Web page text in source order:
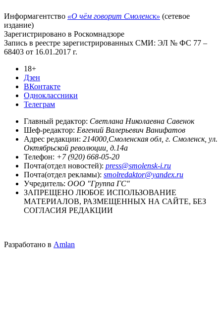
Информагентство «О чём говорит Смоленск» (сетевое
издание)
Зарегистрировано в Роскомнадзоре
Запись в реестре зарегистрированных СМИ: ЭЛ № ФС 77 –
68403 от 16.01.2017 г.
18+
Дзен
ВКонтакте
Одноклассники
Телеграм
Главный редактор: Светлана Николаевна Савенок
Шеф-редактор: Евгений Валерьевич Ванифатов
Адрес редакции: 214000,Смоленская обл, г. Смоленск, ул.
Октябрьской революции, д.14а
Телефон: +7 (920) 668-05-20
Почта(отдел новостей): press@smolensk-i.ru
Почта(отдел рекламы): smolredaktor@yandex.ru
Учредитель: ООО "Группа ГС"
ЗАПРЕЩЕНО ЛЮБОЕ ИСПОЛЬЗОВАНИЕ
МАТЕРИАЛОВ, РАЗМЕЩЕННЫХ НА САЙТЕ, БЕЗ
СОГЛАСИЯ РЕДАКЦИИ
Разработано в Amlan